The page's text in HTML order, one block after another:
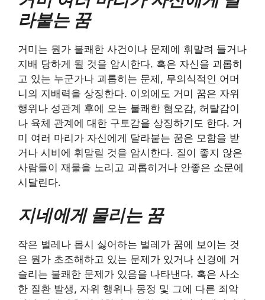
라붙는 꿈
거미는 뭔가 불쾌한 사건이나 문제에 휘말려 들거나
지배 당하게 될 것을 암시한다. 혹은 자신을 괴롭히
고 있는 누군가나 괴롭히는 문제, 무의식적인 어머
니의 지배력을 상징한다. 이외에도 거미 꿈은 자위
행위나 성관계 후에 오는 불쾌한 혐오감, 허탈감이
나 육체 관계에 대한 구토감을 상징하기도 한다. 거
미 여러 마리가 자신에게 달라붙는 꿈은 모함을 받
거나 시비에 휘말릴 것을 암시한다. 질이 좋지 않은
사람들이 재물을 노리고 괴롭히거나 안좋은 소문에
시달린다.
지네에게 물리는 꿈
작은 벌레나 몹시 싫어하는 벌레가 꿈에 보이는 것
은 뭔가 초조해하고 있는 문제가 있거나 신경에 거
슬리는 불쾌한 문제가 있음을 나타낸다. 혹은 사소
한 질환 발생, 자위 행위나 몽정 및 그에 다른 죄악